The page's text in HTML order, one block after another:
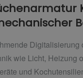
wie Licht, Heizung
und